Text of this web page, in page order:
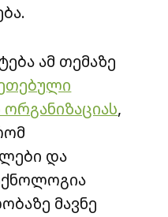
ამ თემაზე
,
და
მავნე